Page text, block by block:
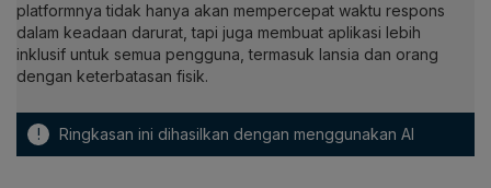
platformnya tidak hanya akan mempercepat waktu respons
dalam keadaan darurat, tapi juga membuat aplikasi lebih
inklusif untuk semua pengguna, termasuk lansia dan orang
dengan keterbatasan fisik.
! Ringkasan ini dihasilkan dengan menggunakan AI